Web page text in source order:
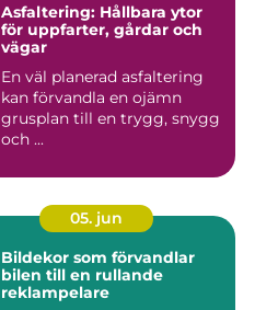
Asfaltering: Hållbara ytor
för uppfarter, gårdar och
vägar
En väl planerad asfaltering
kan förvandla en ojämn
grusplan till en trygg, snygg
och ...
05. jun
Bildekor som förvandlar
bilen till en rullande
reklampelare